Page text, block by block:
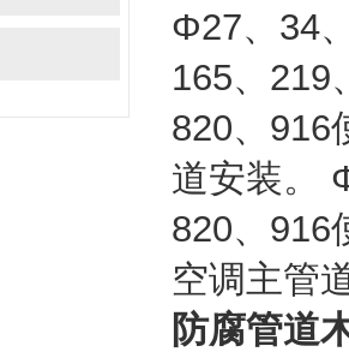
Φ27、34
165、219
820、916
道安装。
820、916
空调主管
防腐管道